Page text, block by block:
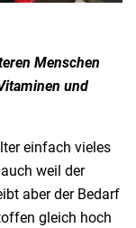
Menschen
und
einfach vieles
weil der
aber der Bedarf
gleich hoch